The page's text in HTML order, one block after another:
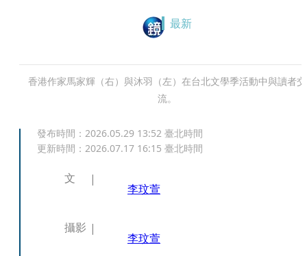
最新
香港作家馬家輝（右）與沐羽（左）在台北文學季活動中與讀者交
流。
發布時間： 2026.05.29 13:52 臺北時間
更新時間： 2026.07.17 16:15 臺北時間
文
李玟萱
攝影
李玟萱